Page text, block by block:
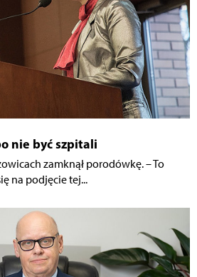
nie być szpitali
zamknął porodówkę. – To
na podjęcie tej...